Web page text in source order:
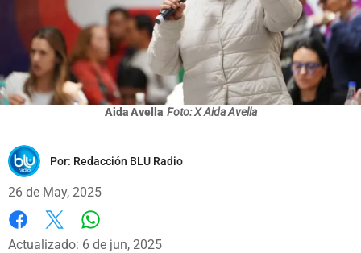
Aida Avella Foto: X Aida Avella
Por: Redacción BLU Radio
26 de May, 2025
Facebook
X
Actualizado: 6 de jun, 2025